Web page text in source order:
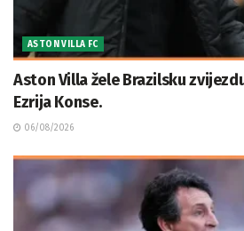
ASTON VILLA FC
Aston Villa žele Brazilsku
Ezrija Konse.
06/08/2026